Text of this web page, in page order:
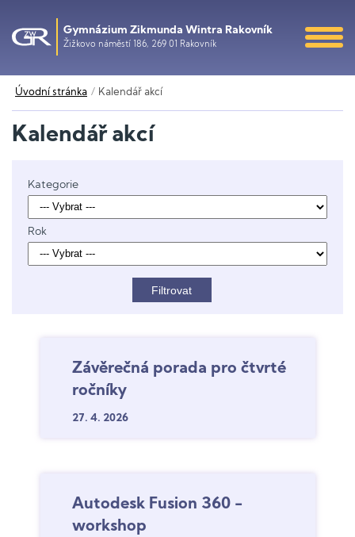
Gymnázium Zikmunda Wintra Rakovník
Žižkovo náměstí 186, 269 01 Rakovník
Úvodní stránka Kalendář akcí
Kalendář akcí
Kategorie
Rok
Závěrečná porada pro čtvrté
ročníky
27. 4. 2026
Autodesk Fusion 360 -
workshop